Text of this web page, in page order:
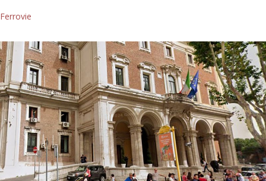
Ferrovie